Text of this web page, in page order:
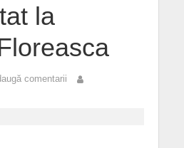
la
comentarii